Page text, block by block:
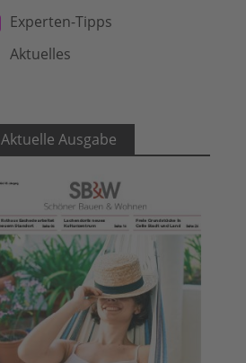
Experten-Tipps
Aktuelles
Aktuelle Ausgabe